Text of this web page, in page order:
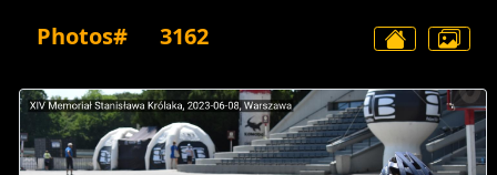
Photos# 3162